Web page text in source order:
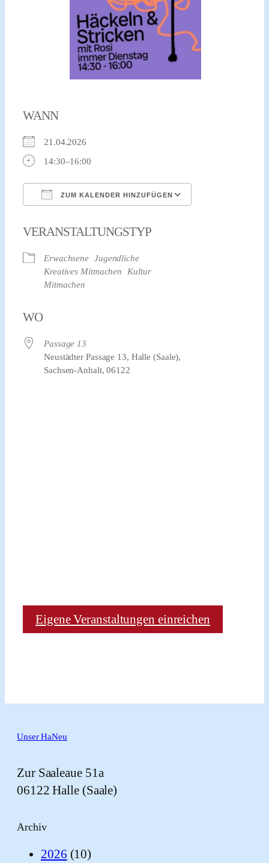
WANN
21.04.2026
14:30–16:00
ZUM KALENDER HINZUFÜGEN
VERANSTALTUNGSTYP
Erwachsene Jugendliche
Kreatives Mitmachen
Kultur
Mitmachen
WO
Passage 13
Neustädter Passage 13, Halle (Saale),
Sachsen-Anhalt, 06122
Eigene Veranstaltungen einreichen
Unser HaNeu
Zur Saaleaue 51a
06122 Halle (Saale)
Archiv
2026 (10)